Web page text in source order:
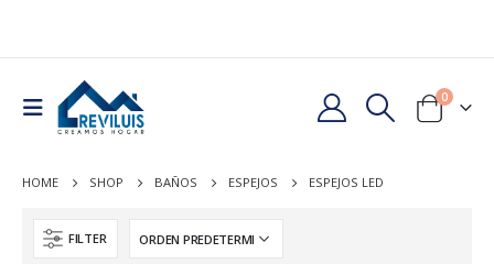
0
HOME SHOP BAÑOS ESPEJOS ESPEJOS LED
FILTER